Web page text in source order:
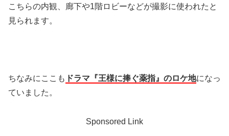
こちらの内観、廊下や1階ロビーなどが撮影に使われたと
見られます。
ちなみにここも ドラマ『王様に捧ぐ薬指』のロケ地になっ
ていました。
Sponsored Link